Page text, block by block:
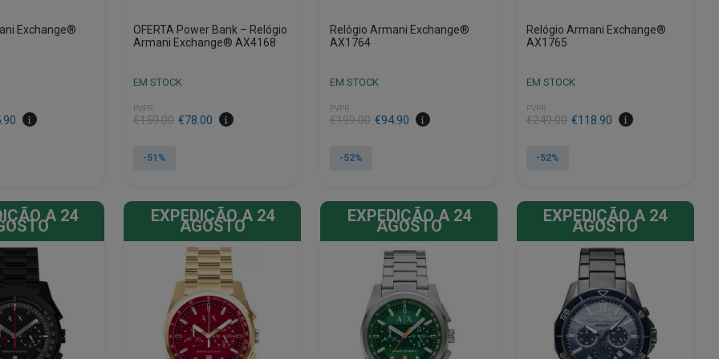
Exchange®
OFERTA Power Bank – Relógio
Armani Exchange® AX4168
EM STOCK
PVPR
€159.00
O
original
€78.00
O
atual
-51%
Relógio Armani Exchange®
AX1764
EM STOCK
PVPR
€199.00
O
original
€94.90
O
atual
-52%
Relógio Armani Exchange®
AX1765
EM STOCK
PVPR
€249.00
O
original
€118.90
O
atual
-52%
A 24 EXPEDIÇÃO A 24
AGOSTO
EXPEDIÇÃO A 24
AGOSTO
EXPEDIÇÃO A 24
AGOSTO